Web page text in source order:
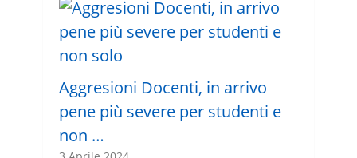
Aggresioni Docenti, in arrivo
pene più severe per studenti e
non …